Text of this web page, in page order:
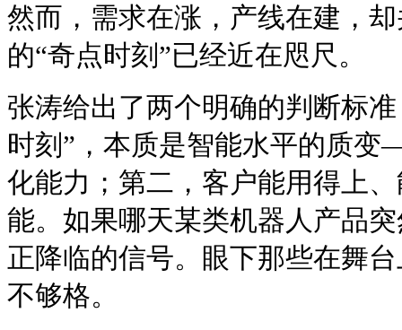
然而，需求在涨，产线在建，
的“奇点时刻”已经近在咫尺。
张涛给出了两个明确的判断标准
时刻”，本质是智能水平的质
化能力；第二，客户能用得上
能。如果哪天某类机器人产品
正降临的信号。眼下那些在舞
不够格。